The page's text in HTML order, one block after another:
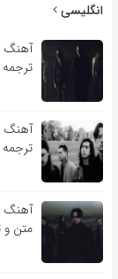
انگلیسی
متن و